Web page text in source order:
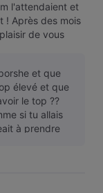
l'attendaient et
! Après des mois
de vous
et que
élevé et que
le top ??
si tu allais
à prendre